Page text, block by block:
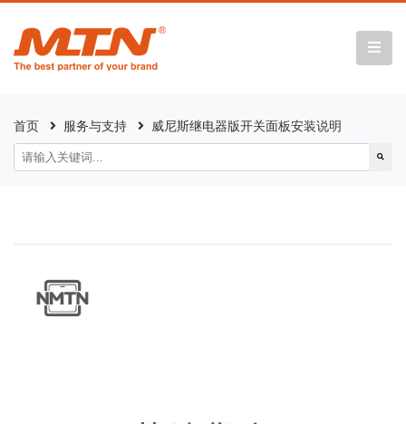
首页 服务与支持 威尼斯继电器版开关面板安装说明